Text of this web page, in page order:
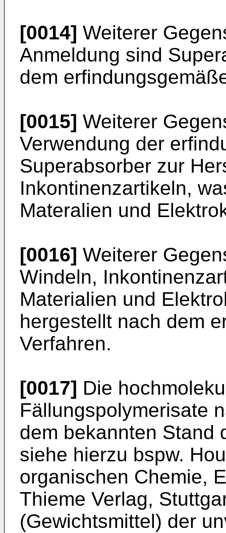
[0014] Weiterer
Anmeldung sind
dem
[0015] Weiterer
Verwendung der
Superabsorber zur
Inkontinenzartikeln,
Materalien und
[0016] Weiterer
Windeln,
Materialien und
hergestellt nach dem
Verfahren.
[0017] Die
Fällungspolymerisate
dem bekannten Stand
siehe hierzu bspw.
organischen Chemie,
Thieme Verlag,
(Gewichtsmittel) der